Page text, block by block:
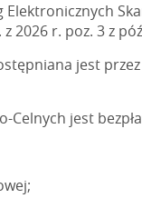
r. poz. 3 z
jest
Celnych jest